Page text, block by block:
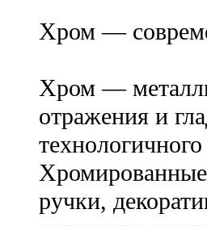
Хром —
Хром —
отражения и
ручки,